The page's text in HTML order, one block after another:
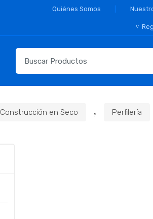
Quiénes Somos
para:
Construcción en Seco Perfilería